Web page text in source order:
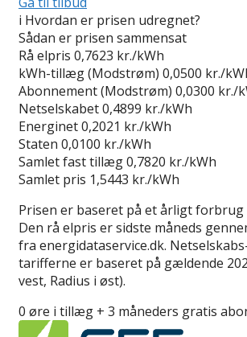
i Hvordan er prisen udregnet?
Sådan er prisen sammensat
Rå elpris 0,7623 kr./kWh
kWh-tillæg (Modstrøm) 0,0500 kr./
Abonnement (Modstrøm) 0,0300 kr./
Netselskabet0,4899 kr./kWh
Energinet0,2021 kr./kWh
Staten 0,0100 kr./kWh
Samlet fast tillæg0,7820 kr./kWh
Samlet pris 1,5443 kr./kWh
Prisen er baseret på et årligt forbrug
Den rå elpris er sidste måneds
fra energidataservice.dk.
tarifferne er baseret på gældende
vest, Radius i øst).
0 øre i tillæg + 3 måneders gratis